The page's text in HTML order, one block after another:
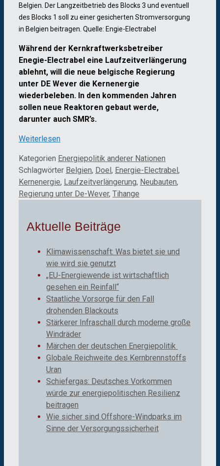
Belgien. Der Langzeitbetrieb des Blocks 3 und eventuell
des Blocks 1 soll zu einer gesicherten Stromversorgung
in Belgien beitragen. Quelle: Engie-Electrabel
Während der Kernkraftwerksbetreiber
Enegie-Electrabel eine Laufzeitverlängerung
ablehnt, will die neue belgische Regierung
unter DE Wever die Kernenergie
wiederbeleben. In den kommenden Jahren
sollen neue Reaktoren gebaut werde,
darunter auch SMR’s.
Weiterlesen
Kategorien Energiepolitik anderer Nationen
Schlagwörter Belgien, Doel, Energie-Electrabel,
Kernenergie, Laufzeitverlängerung, Neubauten,
Regierung unter De-Wever, Tihange
Aktuelle Beiträge
Klimawissenschaft: Was bietet sie und
wie wird sie genutzt
„EU-Energiewende ist wirtschaftlich
gesehen ein Reinfall“
Staatliche Vorsorge für den Fall
drohenden Blackouts
Stärkerer Infraschall durch moderne große
Windräder
Märchen der deutschen Energiepolitik
Globale Reichweite des Kernbrennstoffs
Uran
Schiefergas: Deutsches Vorkommen
würde zur energiepolitischen Resilienz
beitragen
Wie sicher sind Offshore-Windparks im
Sinne der Versorgungssicherheit